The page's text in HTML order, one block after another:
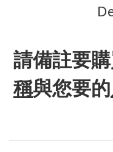
請備註要
稱與您要的